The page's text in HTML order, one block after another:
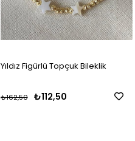
Yıldız Figürlü Topçuk Bileklik
₺112,50
₺162,50